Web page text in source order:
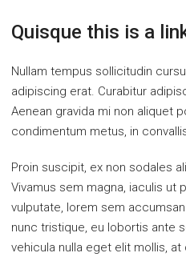
Quisque this is a
Nullam tempus sollicitudin
adipiscing erat. Curabitur
Aenean gravida mi non aliquet
condimentum metus, in
Proin suscipit, ex non sodales
Vivamus sem magna, iaculis ut
vulputate, lorem sem
nunc tristique, eu lobortis ante
vehicula nulla eget elit mollis,